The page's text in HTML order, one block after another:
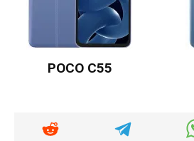
POCO C55